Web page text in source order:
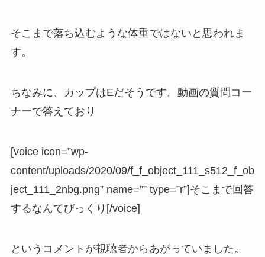
そこまで落ち込むような体重ではないと思われま
す。
ちなみに、カップはEだそうです。動画の質問コー
ナーで答えており
[voice icon=”wp-
content/uploads/2020/09/f_f_object_111_s512_f_ob
ject_111_2nbg.png” name=”” type=”r”]そこまで回答
するなんてびっくり[/voice]
というコメントが視聴者からあがっていました。